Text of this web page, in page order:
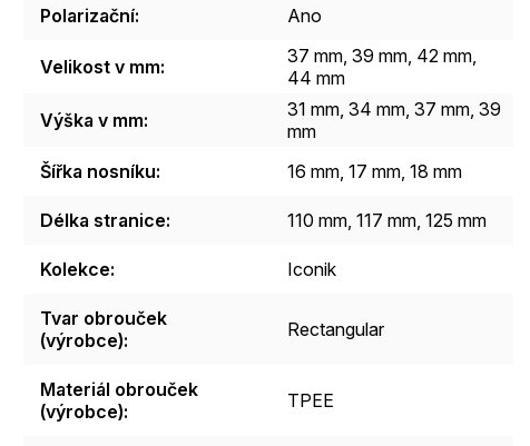
Polarizační: Ano
Velikost v mm:
37 mm, 39 mm, 42 mm,
44 mm
Výška v mm:
31 mm, 34 mm, 37 mm, 39
mm
Šířka nosníku: 16 mm, 17 mm, 18 mm
Délka stranice: 110 mm, 117 mm, 125 mm
Kolekce: Iconik
Tvar obrouček
(výrobce): Rectangular
Materiál obrouček
(výrobce): TPEE